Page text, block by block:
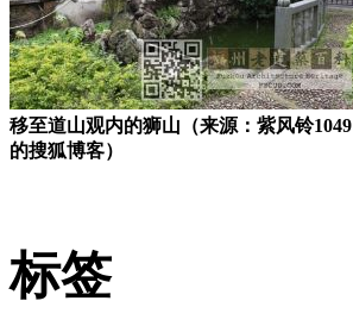
移至道山观内的狮山（来源：紫风铃1049
的搜狐博客）
标签